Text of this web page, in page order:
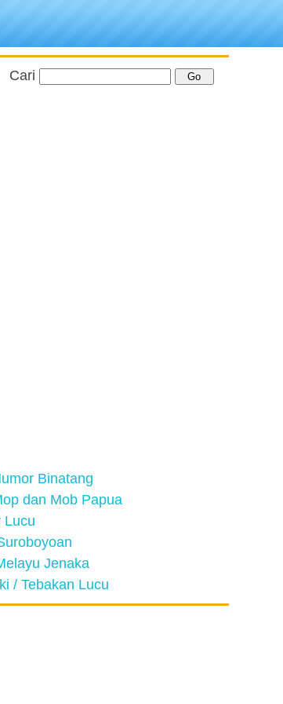
Cari
Binatang
dan Mob Papua
Lucu
Jenaka
/ Tebakan Lucu